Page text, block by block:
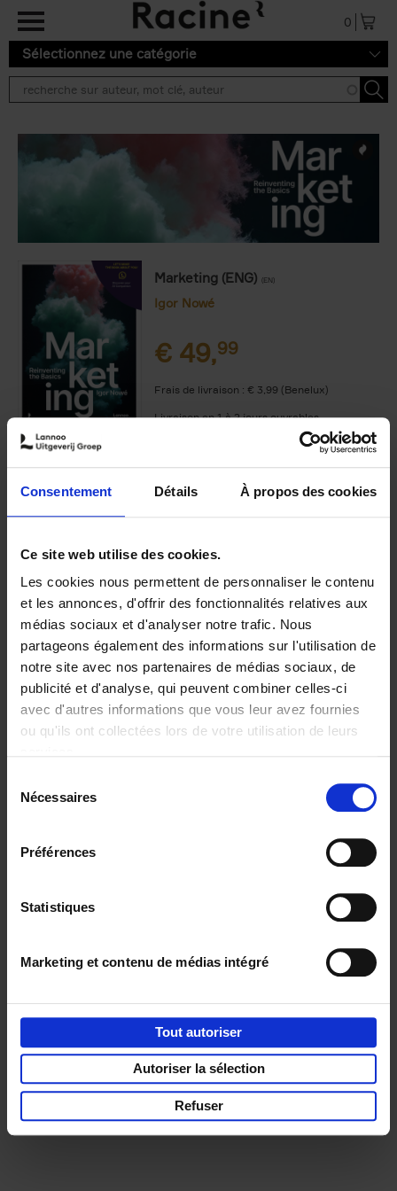
Consentement Détails À propos des cookies
Ce site web utilise des cookies.
Les cookies nous permettent de personnaliser le contenu
et les annonces, d'offrir des fonctionnalités relatives aux
médias sociaux et d'analyser notre trafic. Nous
partageons également des informations sur l'utilisation de
notre site avec nos partenaires de médias sociaux, de
publicité et d'analyse, qui peuvent combiner celles-ci
avec d'autres informations que vous leur avez fournies
ou qu'ils ont collectées lors de votre utilisation de leurs
Nécessaires
Préférences
Statistiques
Marketing et contenu de médias intégré
Tout autoriser
Autoriser la sélection
Refuser
Aller au contenu principal
0
Sélectionnez une catégorie
Marketing (ENG) (EN)
Igor Nowé
€ 49,99
Frais de livraison : € 3,99 (Benelux)
Livraison en 1 à 2 jours ouvrables
9789020934052.PDF
Disponibilité : Disponible
Librairie
E-book iBookstore
Product details
Droit de retour